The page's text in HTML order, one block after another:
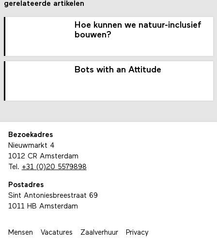
gerelateerde artikelen
Hoe kunnen we natuur-inclusief
bouwen?
Bots with an Attitude
Bezoekadres
Nieuwmarkt 4
1012 CR Amsterdam
Tel. +31 (0)20 5579898
Postadres
Sint Antoniesbreestraat 69
1011 HB Amsterdam
Mensen Vacatures Zaalverhuur Privacy